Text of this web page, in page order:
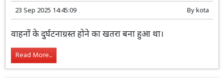
23 Sep 2025 14:45:09 Bykota
वाहनों के दुर्घटनाग्रस्त होने का खतरा बना हुआ था।
Read More...